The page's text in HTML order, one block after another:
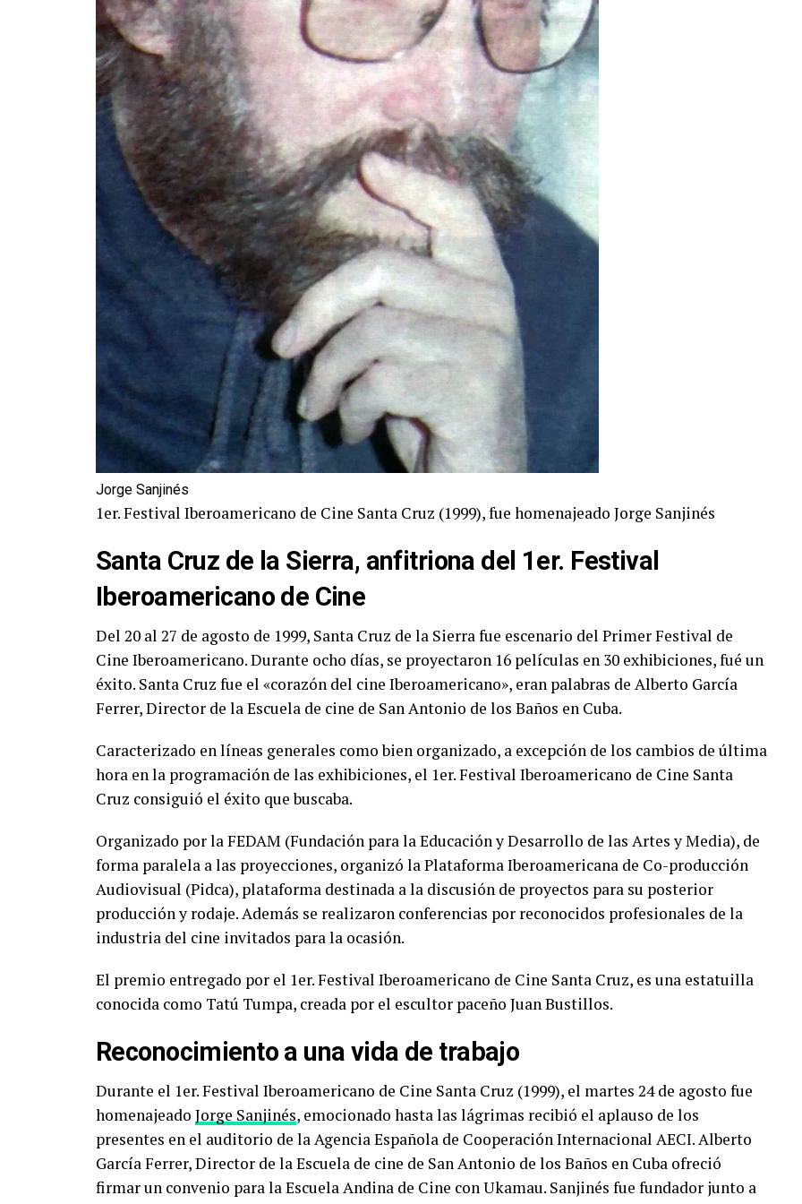
Jorge Sanjinés
1er. Festival Iberoamericano de Cine Santa Cruz (1999), fue homenajeado Jorge Sanjinés
Santa Cruz de la Sierra, anfitriona del 1er. Festival
Iberoamericano de Cine
Del 20 al 27 de agosto de 1999, Santa Cruz de la Sierra fue escenario del Primer Festival de
Cine Iberoamericano. Durante ocho días, se proyectaron 16 películas en 30 exhibiciones, fué un
éxito. Santa Cruz fue el «corazón del cine Iberoamericano», eran palabras de Alberto García
Ferrer, Director de la Escuela de cine de San Antonio de los Baños en Cuba.
Caracterizado en líneas generales como bien organizado, a excepción de los cambios de última
hora en la programación de las exhibiciones, el 1er. Festival Iberoamericano de Cine Santa
Cruz consiguió el éxito que buscaba.
Organizado por la FEDAM (Fundación para la Educación y Desarrollo de las Artes y Media), de
forma paralela a las proyecciones, organizó la Plataforma Iberoamericana de Co-producción
Audiovisual (Pidca), plataforma destinada a la discusión de proyectos para su posterior
producción y rodaje. Además se realizaron conferencias por reconocidos profesionales de la
industria del cine invitados para la ocasión.
El premio entregado por el 1er. Festival Iberoamericano de Cine Santa Cruz, es una estatuilla
conocida como Tatú Tumpa, creada por el escultor paceño Juan Bustillos.
Reconocimiento a una vida de trabajo
Durante el 1er. Festival Iberoamericano de Cine Santa Cruz (1999), el martes 24 de agosto fue
homenajeado Jorge Sanjinés, emocionado hasta las lágrimas recibió el aplauso de los
presentes en el auditorio de la Agencia Española de Cooperación Internacional AECI. Alberto
García Ferrer, Director de la Escuela de cine de San Antonio de los Baños en Cuba ofreció
firmar un convenio para la Escuela Andina de Cine con Ukamau. Sanjinés fue fundador junto a